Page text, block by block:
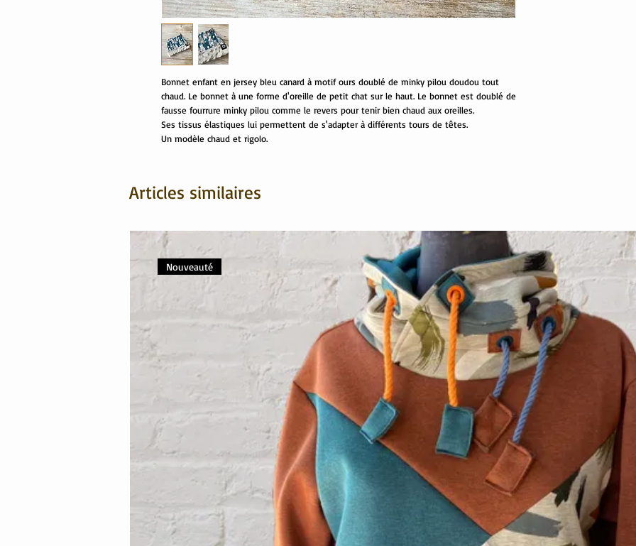
Bonnet enfant en jersey bleu canard à motif ours doublé de minky pilou doudou tout
chaud. Le bonnet à une forme d'oreille de petit chat sur le haut. Le bonnet est doublé de
fausse fourrure minky pilou comme le revers pour tenir bien chaud aux oreilles.
Ses tissus élastiques lui permettent de s'adapter à différents tours de têtes.
Un modèle chaud et rigolo.
Articles similaires
Nouveauté